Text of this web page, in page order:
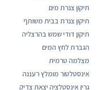
תיקון צנרת מים
תיקון צנרת בבית משותף
תיקון דודי שמש בהרצליה
הגברת לחץ המים
מצלמה טרמית
אינסטלטור מומלץ רעננה
גרין אינסטלציה יצאת צדיק